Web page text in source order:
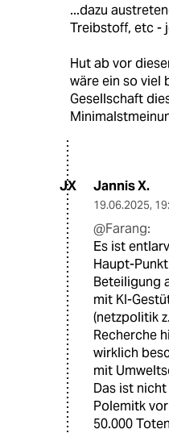
...dazu
Treibstoff, etc -
Hut ab vor
wäre ein so viel
Gesellschaft
JX Jannis X.
19.06.2025,
@Farang:
Es ist
Haupt-
Beteiligung
mit KI-
(netzpolitik
Recherche
wirklich
mit
Das ist
Polemitk
50.000